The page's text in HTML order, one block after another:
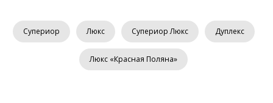
Супериор Люкс Супериор Люкс Дуплекс
Люкс «Красная Поляна»